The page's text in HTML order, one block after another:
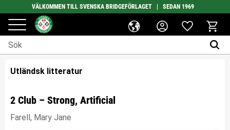
Meny
VÄLKOMMEN TILL SVENSKA BRIDGEFÖRLAGET | SEDAN 1969
Favoriter
Utländsk litteratur
2 Club – Strong, Artificial
Farell, Mary Jane